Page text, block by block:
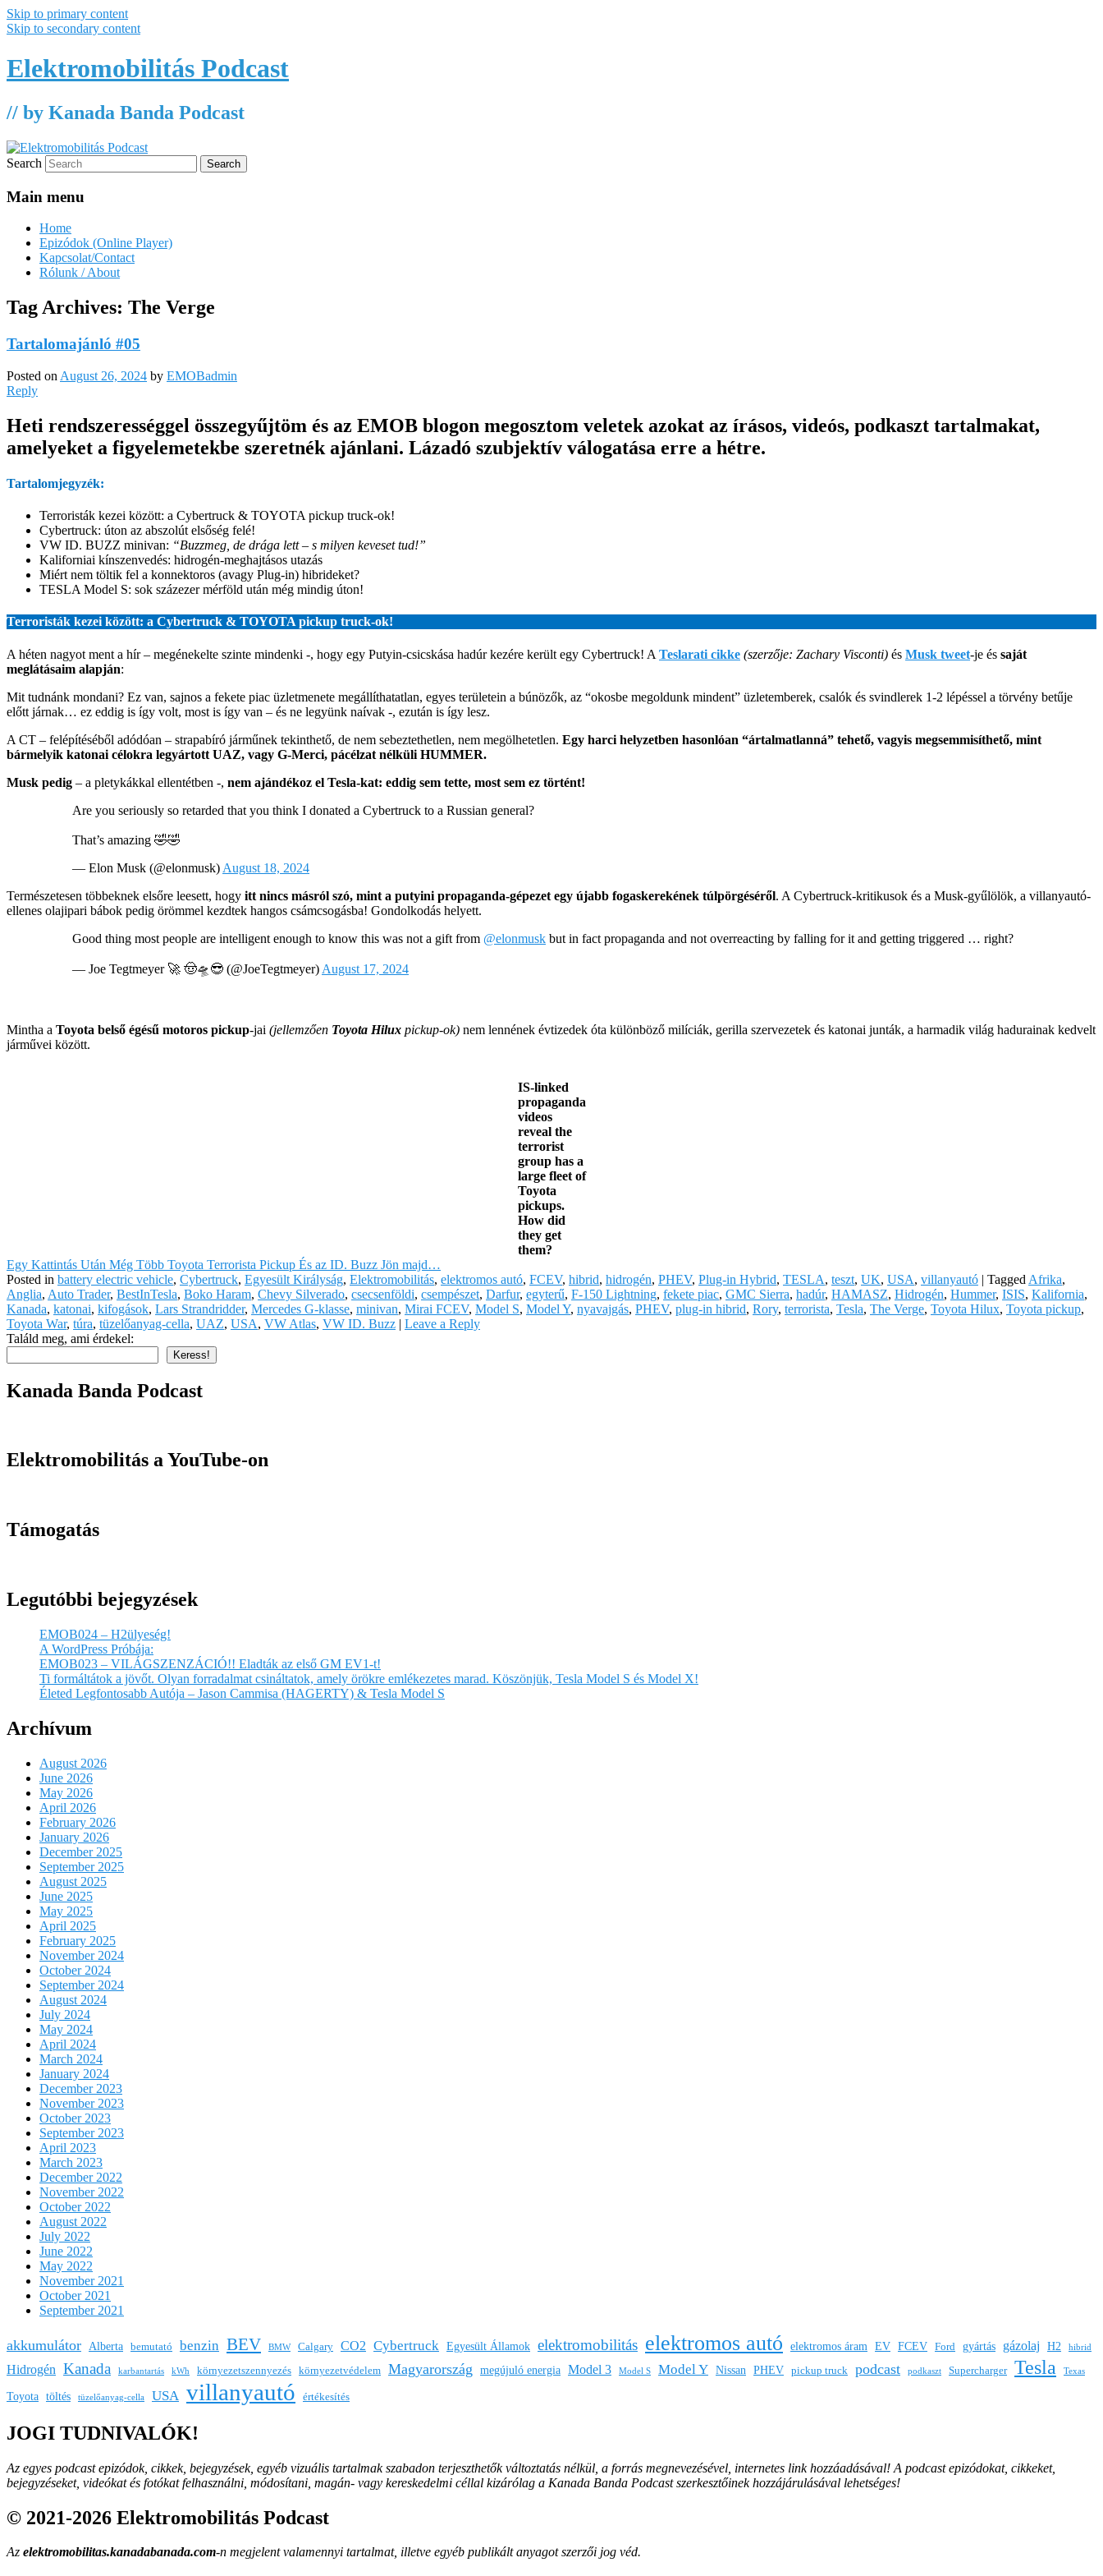
Skip to primary content
Skip to secondary content
Elektromobilitás Podcast
// by Kanada Banda Podcast
Search
Main menu
Home
Epizódok (Online Player)
Kapcsolat/Contact
Rólunk / About
Tag Archives: The Verge
Tartalomajánló #05
Posted on August 26, 2024 by EMOBadmin
Reply
Heti rendszerességgel összegyűjtöm és az EMOB blogon megosztom veletek azokat az írásos, videós, podkaszt tartalmakat,
amelyeket a figyelemetekbe szeretnék ajánlani. Lázadó szubjektív válogatása erre a hétre.
Tartalomjegyzék:
Terroristák kezei között: a Cybertruck & TOYOTA pickup truck-ok!
Cybertruck: úton az abszolút elsőség felé!
VW ID. BUZZ minivan: “Buzzmeg, de drága lett – s milyen keveset tud!”
Kaliforniai kínszenvedés: hidrogén-meghajtásos utazás
Miért nem töltik fel a konnektoros (avagy Plug-in) hibrideket?
TESLA Model S: sok százezer mérföld után még mindig úton!
Terroristák kezei között: a Cybertruck & TOYOTA pickup truck-ok!
A héten nagyot ment a hír – megénekelte szinte mindenki -, hogy egy Putyin-csicskása hadúr kezére került egy Cybertruck! A Teslarati cikke (szerzője: Zachary Visconti) és Musk tweet-je és saját
meglátásaim alapján:
Mit tudnánk mondani? Ez van, sajnos a fekete piac üzletmenete megállíthatatlan, egyes területein a búnözők, az “okosbe megoldunk mindent” üzletemberek, csalók és svindlerek 1-2 lépéssel a törvény betűje
előtt járnak… ez eddig is így volt, most is így van – és ne legyünk naívak -, ezután is így lesz.
A CT – felépítéséből adódóan – strapabíró járműnek tekinthető, de nem sebeztethetlen, nem megölhetetlen. Egy harci helyzetben hasonlóan “ártalmatlanná” tehető, vagyis megsemmisíthető, mint
bármelyik katonai célokra legyártott UAZ, vagy G-Merci, pácélzat nélküli HUMMER.
Musk pedig – a pletykákkal ellentétben -, nem ajándékoz el Tesla-kat: eddig sem tette, most sem ez történt!
Are you seriously so retarded that you think I donated a Cybertruck to a Russian general?
That’s amazing 🤣🤣
— Elon Musk (@elonmusk) August 18, 2024
Természetesen többeknek elsőre leesett, hogy itt nincs másról szó, mint a putyini propaganda-gépezet egy újabb fogaskerekének túlpörgéséről. A Cybertruck-kritikusok és a Musk-gyűlölök, a villanyautó-
ellenes olajipari bábok pedig örömmel kezdtek hangos csámcsogásba! Gondolkodás helyett.
Good thing most people are intelligent enough to know this was not a gift from @elonmusk but in fact propaganda and not overreacting by falling for it and getting triggered … right?
— Joe Tegtmeyer 🚀 🤠🛸😎 (@JoeTegtmeyer) August 17, 2024
Mintha a Toyota belső égésű motoros pickup-jai (jellemzően Toyota Hilux pickup-ok) nem lennének évtizedek óta különböző milíciák, gerilla szervezetek és katonai junták, a harmadik világ hadurainak kedvelt
járművei között.
IS-linked
propaganda
videos
reveal the
terrorist
group has a
large fleet of
Toyota
pickups.
How did
they get
them?
Egy Kattintás Után Még Több Toyota Terrorista Pickup És az ID. Buzz Jön majd…
Posted in battery electric vehicle, Cybertruck, Egyesült Királyság, Elektromobilitás, elektromos autó, FCEV, hibrid, hidrogén, PHEV, Plug-in Hybrid, TESLA, teszt, UK, USA, villanyautó | Tagged Afrika,
Anglia, Auto Trader, BestInTesla, Boko Haram, Chevy Silverado, csecsenföldi, csempészet, Darfur, egyterű, F-150 Lightning, fekete piac, GMC Sierra, hadúr, HAMASZ, Hidrogén, Hummer, ISIS, Kalifornia,
Kanada, katonai, kifogások, Lars Strandridder, Mercedes G-klasse, minivan, Mirai FCEV, Model S, Model Y, nyavajgás, PHEV, plug-in hibrid, Rory, terrorista, Tesla, The Verge, Toyota Hilux, Toyota pickup,
Toyota War, túra, tüzelőanyag-cella, UAZ, USA, VW Atlas, VW ID. Buzz | Leave a Reply
Találd meg, ami érdekel:
Keress!
Kanada Banda Podcast
Elektromobilitás a YouTube-on
Támogatás
Legutóbbi bejegyzések
EMOB024 – H2ülyeség!
A WordPress Próbája:
EMOB023 – VILÁGSZENZÁCIÓ!! Eladták az első GM EV1-t!
Ti formáltátok a jövőt. Olyan forradalmat csináltatok, amely örökre emlékezetes marad. Köszönjük, Tesla Model S és Model X!
Életed Legfontosabb Autója – Jason Cammisa (HAGERTY) & Tesla Model S
Archívum
August 2026
June 2026
May 2026
April 2026
February 2026
January 2026
December 2025
September 2025
August 2025
June 2025
May 2025
April 2025
February 2025
November 2024
October 2024
September 2024
August 2024
July 2024
May 2024
April 2024
March 2024
January 2024
December 2023
November 2023
October 2023
September 2023
April 2023
March 2023
December 2022
November 2022
October 2022
August 2022
July 2022
June 2022
May 2022
November 2021
October 2021
September 2021
akkumulátor Alberta bemutató benzin BEV BMW Calgary CO2 Cybertruck Egyesült Államok elektromobilitás elektromos autó elektromos áram EV FCEV Ford gyártás gázolaj H2 hibrid
Hidrogén Kanada karbantartás kWh környezetszennyezés környezetvédelem Magyarország megújuló energia Model 3 Model S Model Y Nissan PHEV pickup truck podcast podkaszt Supercharger Tesla Texas
Toyota töltés tüzelőanyag-cella USA villanyautó értékesítés
JOGI TUDNIVALÓK!
Az egyes podcast epizódok, cikkek, bejegyzések, egyéb vizuális tartalmak szabadon terjeszthetők változtatás nélkül, a forrás megnevezésével, internetes link hozzáadásával! A podcast epizódokat, cikkeket,
bejegyzéseket, videókat és fotókat felhasználni, módosítani, magán- vagy kereskedelmi céllal kizárólag a Kanada Banda Podcast szerkesztőinek hozzájárulásával lehetséges!
© 2021-2026 Elektromobilitás Podcast
Az elektromobilitas.kanadabanada.com-n megjelent valamennyi tartalmat, illetve egyéb publikált anyagot szerzői jog véd.